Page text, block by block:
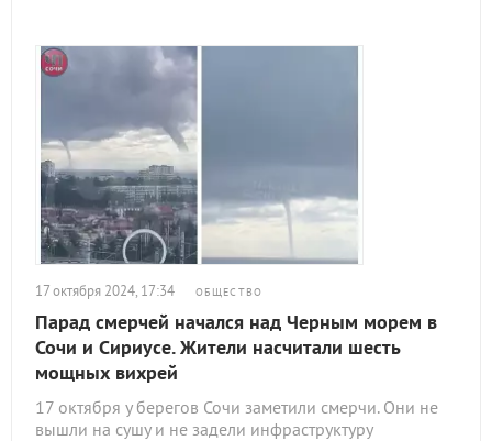
17 октября 2024, 17:34 ОБЩЕСТВО
Парад смерчей начался над Черным морем в
Сочи и Сириусе. Жители насчитали шесть
мощных вихрей
17 октября у берегов Сочи заметили смерчи. Они не
вышли на сушу и не задели инфраструктуру